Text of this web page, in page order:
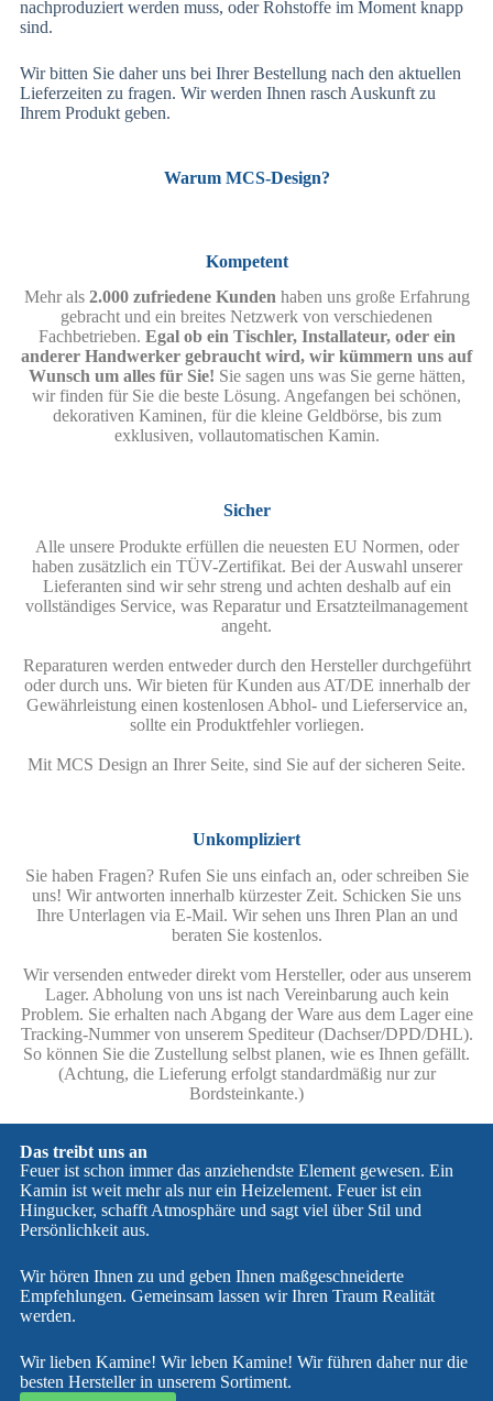
nachproduziert werden muss, oder Rohstoffe im Moment knapp
sind.
Wir bitten Sie daher uns bei Ihrer Bestellung nach den aktuellen
Lieferzeiten zu fragen. Wir werden Ihnen rasch Auskunft zu
Ihrem Produkt geben.
Warum MCS-Design?
Kompetent
Mehr als 2.000 zufriedene Kunden haben uns große Erfahrung
gebracht und ein breites Netzwerk von verschiedenen
Fachbetrieben. Egal ob ein Tischler, Installateur, oder ein
anderer Handwerker gebraucht wird, wir kümmern uns auf
Wunsch um alles für Sie! Sie sagen uns was Sie gerne hätten,
wir finden für Sie die beste Lösung. Angefangen bei schönen,
dekorativen Kaminen, für die kleine Geldbörse, bis zum
exklusiven, vollautomatischen Kamin.
Sicher
Alle unsere Produkte erfüllen die neuesten EU Normen, oder
haben zusätzlich ein TÜV-Zertifikat. Bei der Auswahl unserer
Lieferanten sind wir sehr streng und achten deshalb auf ein
vollständiges Service, was Reparatur und Ersatzteilmanagement
angeht.
Reparaturen werden entweder durch den Hersteller durchgeführt
oder durch uns. Wir bieten für Kunden aus AT/DE innerhalb der
Gewährleistung einen kostenlosen Abhol- und Lieferservice an,
sollte ein Produktfehler vorliegen.
Mit MCS Design an Ihrer Seite, sind Sie auf der sicheren Seite.
Unkompliziert
Sie haben Fragen? Rufen Sie uns einfach an, oder schreiben Sie
uns! Wir antworten innerhalb kürzester Zeit. Schicken Sie uns
Ihre Unterlagen via E-Mail. Wir sehen uns Ihren Plan an und
beraten Sie kostenlos.
Wir versenden entweder direkt vom Hersteller, oder aus unserem
Lager. Abholung von uns ist nach Vereinbarung auch kein
Problem. Sie erhalten nach Abgang der Ware aus dem Lager eine
Tracking-Nummer von unserem Spediteur (Dachser/DPD/DHL).
So können Sie die Zustellung selbst planen, wie es Ihnen gefällt.
(Achtung, die Lieferung erfolgt standardmäßig nur zur
Bordsteinkante.)
Das treibt uns an
Feuer ist schon immer das anziehendste Element gewesen. Ein
Kamin ist weit mehr als nur ein Heizelement. Feuer ist ein
Hingucker, schafft Atmosphäre und sagt viel über Stil und
Persönlichkeit aus.
Wir hören Ihnen zu und geben Ihnen maßgeschneiderte
Empfehlungen. Gemeinsam lassen wir Ihren Traum Realität
werden.
Wir lieben Kamine! Wir leben Kamine! Wir führen daher nur die
besten Hersteller in unserem Sortiment.